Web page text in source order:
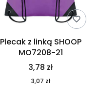
Plecak z linką SHOOP
MO7208-21
3,78 zł
3,07 zł